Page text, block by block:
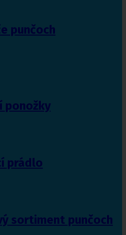
punčoch
ponožky
prádlo
sortiment punčoch